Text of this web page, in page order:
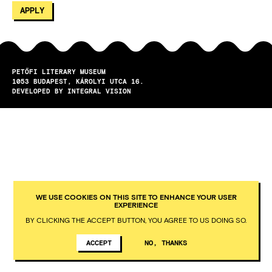
PETŐFI LITERARY MUSEUM
1053
BUDAPEST
KÁROLYI UTCA 16.
DEVELOPED BY INTEGRAL VISION
WE USE COOKIES ON THIS SITE TO ENHANCE YOUR USER
EXPERIENCE
BY CLICKING THE ACCEPT BUTTON, YOU AGREE TO US DOING SO.
ACCEPT NO, THANKS